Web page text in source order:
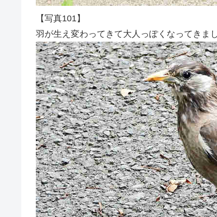
【写真101】
羽が生え変わってきて大人っぽくなってきま